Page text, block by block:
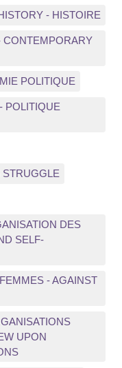
- HISTOIRE
CONTEMPORARY
POLITIQUE
POLITIQUE
DES
SELF-
- AGAINST
UPON